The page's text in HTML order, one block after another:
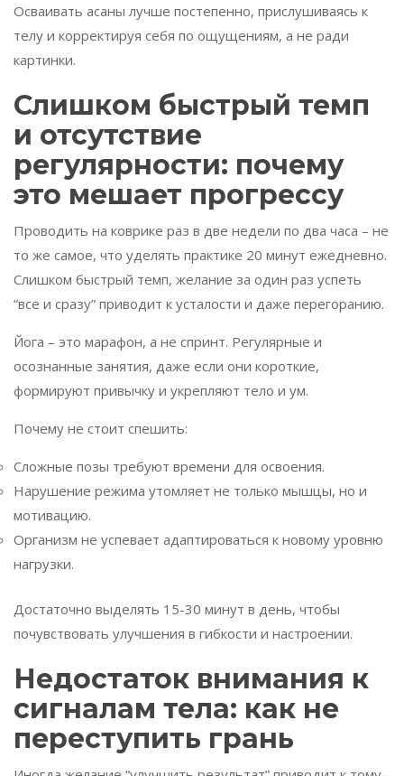
Осваивать асаны лучше постепенно, прислушиваясь к
телу и корректируя себя по ощущениям, а не ради
картинки.
Слишком быстрый темп
и отсутствие
регулярности: почему
это мешает прогрессу
Проводить на коврике раз в две недели по два часа – не
то же самое, что уделять практике 20 минут ежедневно.
Слишком быстрый темп, желание за один раз успеть
“все и сразу” приводит к усталости и даже перегоранию.
Йога – это марафон, а не спринт. Регулярные и
осознанные занятия, даже если они короткие,
формируют привычку и укрепляют тело и ум.
Почему не стоит спешить:
Сложные позы требуют времени для освоения.
Нарушение режима утомляет не только мышцы, но и
мотивацию.
Организм не успевает адаптироваться к новому уровню
нагрузки.
Достаточно выделять 15-30 минут в день, чтобы
почувствовать улучшения в гибкости и настроении.
Недостаток внимания к
сигналам тела: как не
переступить грань